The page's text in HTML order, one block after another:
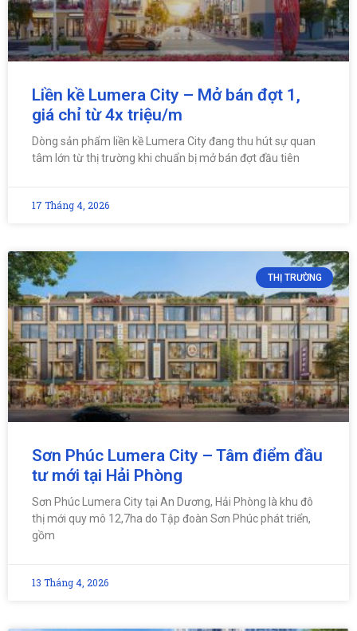
Liền kề Lumera City – Mở bán đợt 1,
giá chỉ từ 4x triệu/m
Dòng sản phẩm liền kề Lumera City đang thu hút sự quan
tâm lớn từ thị trường khi chuẩn bị mở bán đợt đầu tiên
17 Tháng 4, 2026
THỊ TRƯỜNG
Sơn Phúc Lumera City – Tâm điểm đầu
tư mới tại Hải Phòng
Sơn Phúc Lumera City tại An Dương, Hải Phòng là khu đô
thị mới quy mô 12,7ha do Tập đoàn Sơn Phúc phát triển,
gồm
13 Tháng 4, 2026